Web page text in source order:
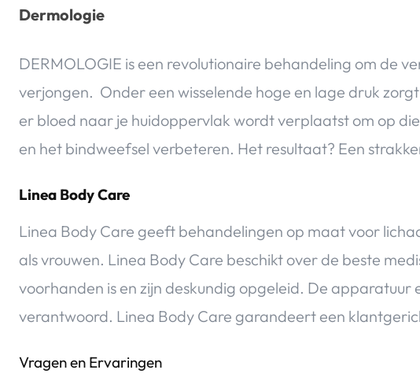
Dermologie
DERMOLOGIE is een revolutionaire behandeling om de
verjongen. Onder een wisselende hoge en lage druk
er bloed naar je huidoppervlak wordt verplaatst om op
en het bindweefsel verbeteren. Het resultaat? Een
Linea Body Care
Linea Body Care geeft behandelingen op maat voor
als vrouwen. Linea Body Care beschikt over de beste
voorhanden is en zijn deskundig opgeleid. De apparatuur
verantwoord. Linea Body Care garandeert een
Vragen en Ervaringen